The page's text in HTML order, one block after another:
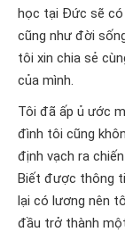
học tại Đức sẽ có
cũng như đời
tôi xin chia sẻ
của mình.
Tôi đã ấp ủ ước
đình tôi cũng
định vạch ra
Biết được thông
lại có lương nên
đầu trở thành